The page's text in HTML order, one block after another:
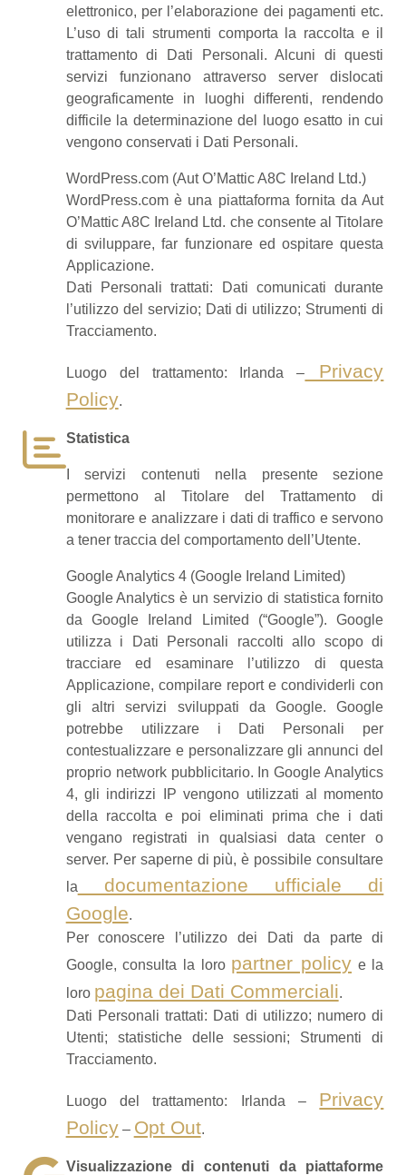
elettronico, per l’elaborazione dei pagamenti etc.
L’uso di tali strumenti comporta la raccolta e il
trattamento di Dati Personali. Alcuni di questi
servizi funzionano attraverso server dislocati
geograficamente in luoghi differenti, rendendo
difficile la determinazione del luogo esatto in cui
vengono conservati i Dati Personali.
WordPress.com (Aut O’Mattic A8C Ireland Ltd.)
WordPress.com è una piattaforma fornita da Aut
O’Mattic A8C Ireland Ltd. che consente al Titolare
di sviluppare, far funzionare ed ospitare questa
Applicazione.
Dati Personali trattati: Dati comunicati durante
l’utilizzo del servizio; Dati di utilizzo; Strumenti di
Tracciamento.
Luogo del trattamento: Irlanda –
Privacy
Policy.
Statistica
I servizi contenuti nella presente sezione
permettono al Titolare del Trattamento di
monitorare e analizzare i dati di traffico e servono
a tener traccia del comportamento dell’Utente.
Google Analytics 4 (Google Ireland Limited)
Google Analytics è un servizio di statistica fornito
da Google Ireland Limited (“Google”). Google
utilizza i Dati Personali raccolti allo scopo di
tracciare ed esaminare l’utilizzo di questa
Applicazione, compilare report e condividerli con
gli altri servizi sviluppati da Google. Google
potrebbe utilizzare i Dati Personali per
contestualizzare e personalizzare gli annunci del
proprio network pubblicitario. In Google Analytics
4, gli indirizzi IP vengono utilizzati al momento
della raccolta e poi eliminati prima che i dati
vengano registrati in qualsiasi data center o
server. Per saperne di più, è possibile consultare
la
documentazione ufficiale di
Google.
Per conoscere l’utilizzo dei Dati da parte di
Google, consulta la loro partner policy e la
loro pagina dei Dati Commerciali.
Dati Personali trattati: Dati di utilizzo; numero di
Utenti; statistiche delle sessioni; Strumenti di
Tracciamento.
Luogo del trattamento: Irlanda – Privacy
Policy– Opt Out.
Visualizzazione di contenuti da piattaforme